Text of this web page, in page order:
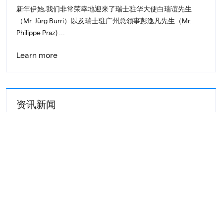
新年伊始,我们非常荣幸地迎来了瑞士驻华大使白瑞谊先生
（Mr. Jürg Burri）以及瑞士驻广州总领事彭逸凡先生（Mr.
Philippe Praz) ...
Learn more
资讯新闻